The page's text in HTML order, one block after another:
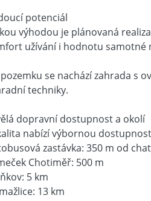
potenciál
výhodou je plánovaná
užívání i hodnotu samotné
se nachází zahrada s
techniky.
dopravní dostupnost a okolí
nabízí výbornou
zastávka: 350 m od
Chotiměř: 500 m
5 km
13 km